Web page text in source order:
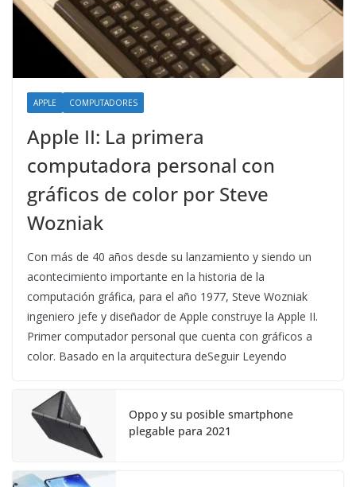
APPLE COMPUTADORES
Apple II: La primera
computadora personal con
gráficos de color por Steve
Wozniak
Con más de 40 años desde su lanzamiento y siendo un
acontecimiento importante en la historia de la
computación gráfica, para el año 1977, Steve Wozniak
ingeniero jefe y diseñador de Apple construye la Apple II.
Primer computador personal que cuenta con gráficos a
color. Basado en la arquitectura deSeguir Leyendo
Oppo y su posible smartphone
plegable para 2021